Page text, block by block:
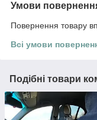
Умови
Повернення товару
Всі умови
Подібні товари